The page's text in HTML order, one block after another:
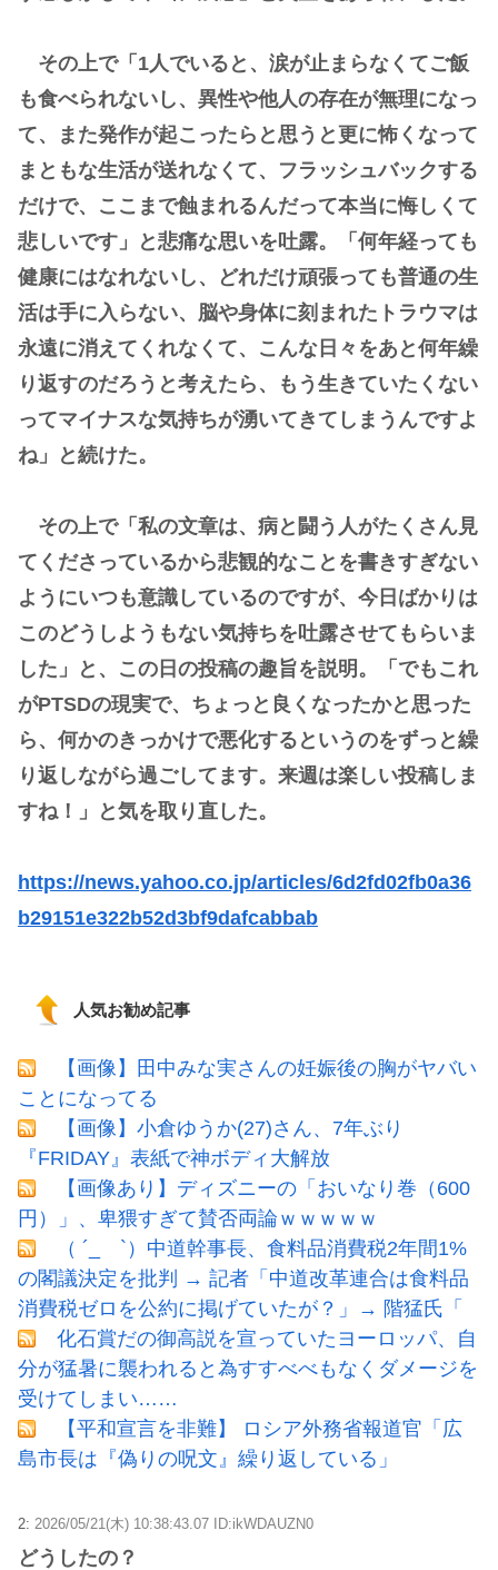
その上で「1人でいると、涙が止まらなくてご飯
も食べられないし、異性や他人の存在が無理になっ
て、また発作が起こったらと思うと更に怖くなって
まともな生活が送れなくて、フラッシュバックする
だけで、ここまで蝕まれるんだって本当に悔しくて
悲しいです」と悲痛な思いを吐露。「何年経っても
健康にはなれないし、どれだけ頑張っても普通の生
活は手に入らない、脳や身体に刻まれたトラウマは
永遠に消えてくれなくて、こんな日々をあと何年繰
り返すのだろうと考えたら、もう生きていたくない
ってマイナスな気持ちが湧いてきてしまうんですよ
ね」と続けた。
その上で「私の文章は、病と闘う人がたくさん見
てくださっているから悲観的なことを書きすぎない
ようにいつも意識しているのですが、今日ばかりは
このどうしようもない気持ちを吐露させてもらいま
した」と、この日の投稿の趣旨を説明。「でもこれ
がPTSDの現実で、ちょっと良くなったかと思った
ら、何かのきっかけで悪化するというのをずっと繰
り返しながら過ごしてます。来週は楽しい投稿しま
すね！」と気を取り直した。
https://news.yahoo.co.jp/articles/6d2fd02fb0a36
b29151e322b52d3bf9dafcabbab
人気お勧め記事
【画像】田中みな実さんの妊娠後の胸がヤバい
ことになってる
【画像】小倉ゆうか(27)さん、7年ぶり
『FRIDAY』表紙で神ボディ大解放
【画像あり】ディズニーの「おいなり巻（600
円）」、卑猥すぎて賛否両論ｗｗｗｗｗ
（ ´_ゝ`）中道幹事長、食料品消費税2年間1%
の閣議決定を批判 → 記者「中道改革連合は食料品
消費税ゼロを公約に掲げていたが？」→ 階猛氏「
化石賞だの御高説を宣っていたヨーロッパ、自
分が猛暑に襲われると為すすべべもなくダメージを
受けてしまい……
【平和宣言を非難】 ロシア外務省報道官「広
島市長は『偽りの呪文』繰り返している」
2: 2026/05/21(木) 10:38:43.07 ID:ikWDAUZN0
どうしたの？